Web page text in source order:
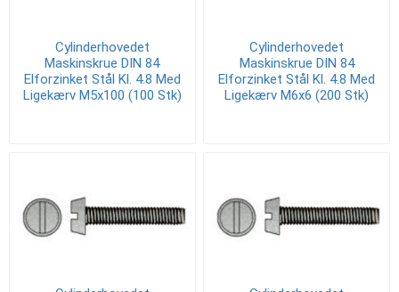
Cylinderhovedet
Maskinskrue DIN 84
Elforzinket Stål Kl. 4.8 Med
Ligekærv M5x100 (100 Stk)
Cylinderhovedet
Maskinskrue DIN 84
Elforzinket Stål Kl. 4.8 Med
Ligekærv M6x6 (200 Stk)